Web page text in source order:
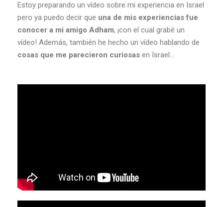
Estoy preparando un vídeo sobre mi experiencia en Israel
pero ya puedo decir que una de mis experiencias fue
conocer a mi amigo Adham, ¡con el cual grabé un
vídeo! Además, también he hecho un vídeo hablando de
cosas que me parecieron curiosas en Israel…